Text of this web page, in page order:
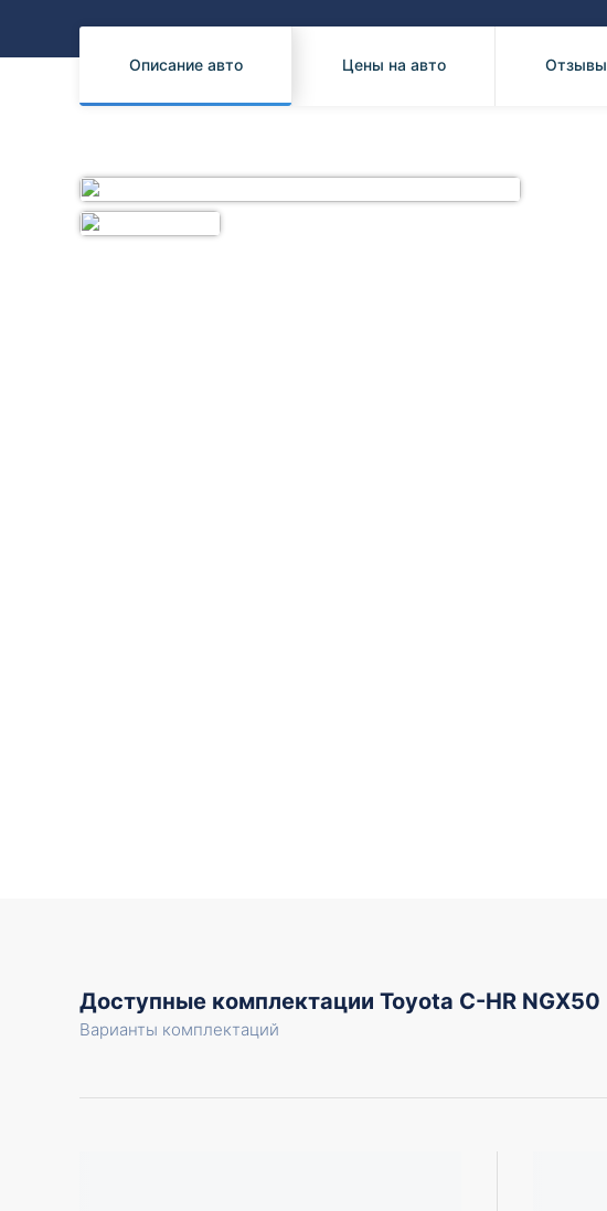
Subaru
Описание авто Цены на авто Отзывы
Доступные комплектации Toyota C-HR NGX50
Варианты комплектаций